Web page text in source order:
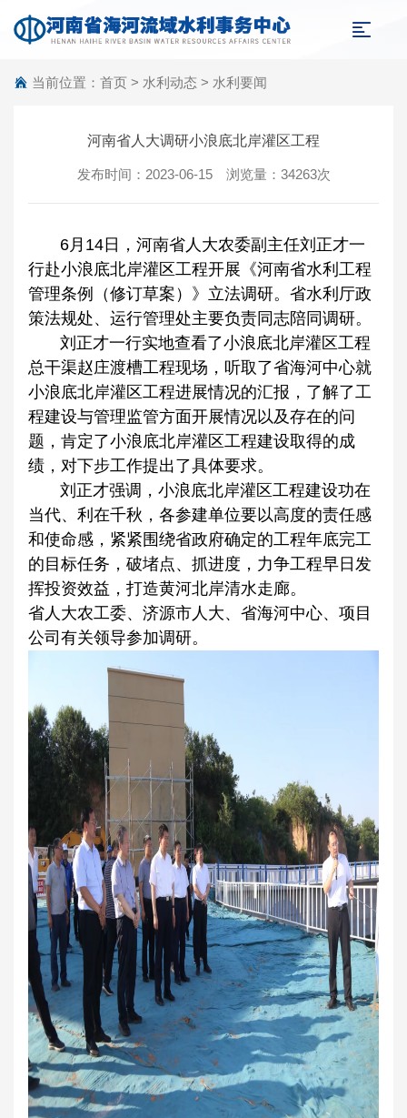
当前位置： 首页 > 水利动态 > 水利要闻
河南省人大调研小浪底北岸灌区工程
发布时间：2023-06-15 浏览量：34263次
6月14日，河南省人大农委副主任刘正才一
行赴小浪底北岸灌区工程开展《河南省水利工程
管理条例（修订草案）》立法调研。省水利厅政
策法规处、运行管理处主要负责同志陪同调研。
刘正才一行实地查看了小浪底北岸灌区工程
总干渠赵庄渡槽工程现场，听取了省海河中心就
小浪底北岸灌区工程进展情况的汇报，了解了工
程建设与管理监管方面开展情况以及存在的问
题，肯定了小浪底北岸灌区工程建设取得的成
绩，对下步工作提出了具体要求。
刘正才强调，小浪底北岸灌区工程建设功在
当代、利在千秋，各参建单位要以高度的责任感
和使命感，紧紧围绕省政府确定的工程年底完工
的目标任务，破堵点、抓进度，力争工程早日发
挥投资效益，打造黄河北岸清水走廊。
省人大农工委、济源市人大、省海河中心、项目
公司有关领导参加调研。